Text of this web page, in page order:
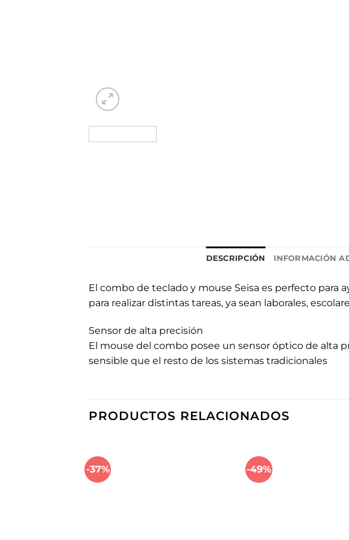
DESCRIPCIÓN INFORMACIÓN
El combo de teclado y mouse Seisa es perfecto para
para realizar distintas tareas, ya sean laborales,
Sensor de alta precisión
El mouse del combo posee un sensor óptico de alta
sensible que el resto de los sistemas tradicionales
PRODUCTOS RELACIONADOS
-37% -49%